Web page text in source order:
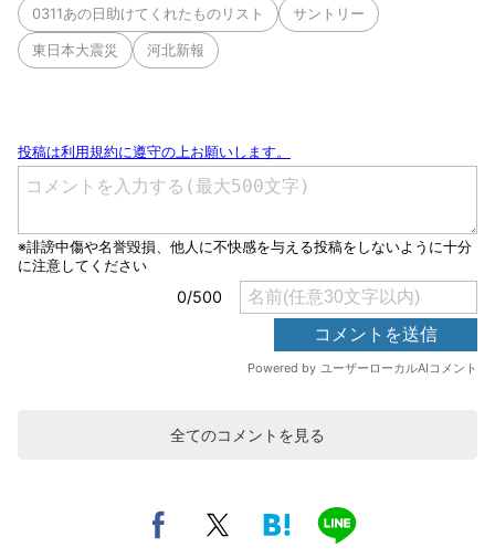
0311あの日助けてくれたものリスト サントリー
東日本大震災 河北新報
全てのコメントを見る